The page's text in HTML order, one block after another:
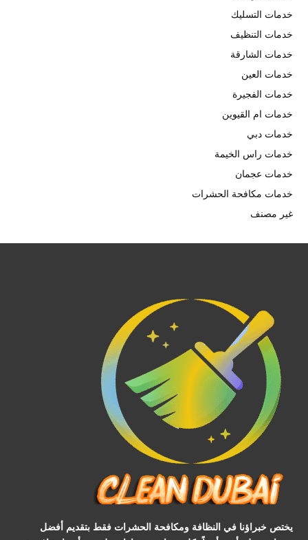
خدمات التسليك
خدمات التنظيف
خدمات الشارقة
خدمات العين
خدمات الفجيرة
خدمات ام القيوين
خدمات دبي
خدمات راس الخيمة
خدمات عجمان
خدمات مكافحة الحشرات
غير مصنف
يختص خبراؤنا في النظافة ومكافحة الحشرات فقط بتقديم أفضل